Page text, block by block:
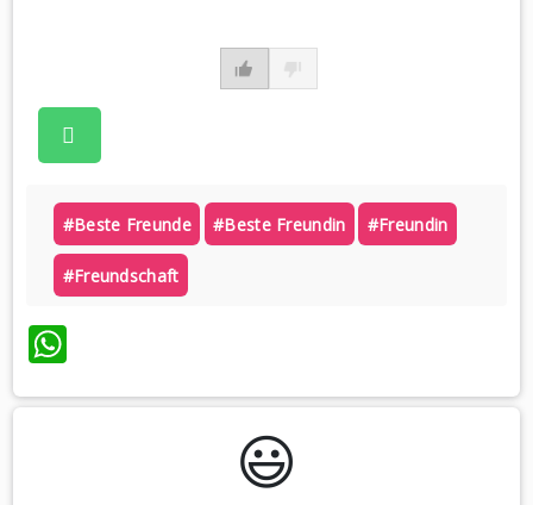
#beste Freunde #beste Freundin #freundin
#freundschaft
WhatsApp
😃️